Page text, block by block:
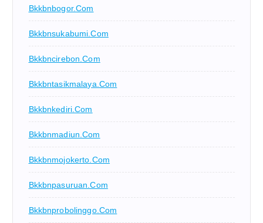
Bkkbnbogor.com
Bkkbnsukabumi.com
Bkkbncirebon.com
Bkkbntasikmalaya.com
Bkkbnkediri.com
Bkkbnmadiun.com
Bkkbnmojokerto.com
Bkkbnpasuruan.com
Bkkbnprobolinggo.com